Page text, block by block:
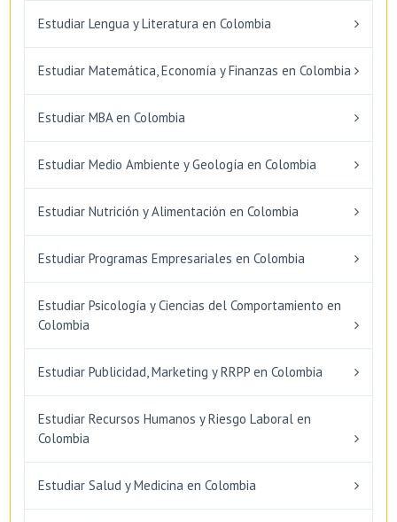
Estudiar Lengua y Literatura en Colombia
Estudiar Matemática, Economía y Finanzas en Colombia
Estudiar MBA en Colombia
Estudiar Medio Ambiente y Geología en Colombia
Estudiar Nutrición y Alimentación en Colombia
Estudiar Programas Empresariales en Colombia
Estudiar Psicología y Ciencias del Comportamiento en
Colombia
Estudiar Publicidad, Marketing y RRPP en Colombia
Estudiar Recursos Humanos y Riesgo Laboral en
Colombia
Estudiar Salud y Medicina en Colombia